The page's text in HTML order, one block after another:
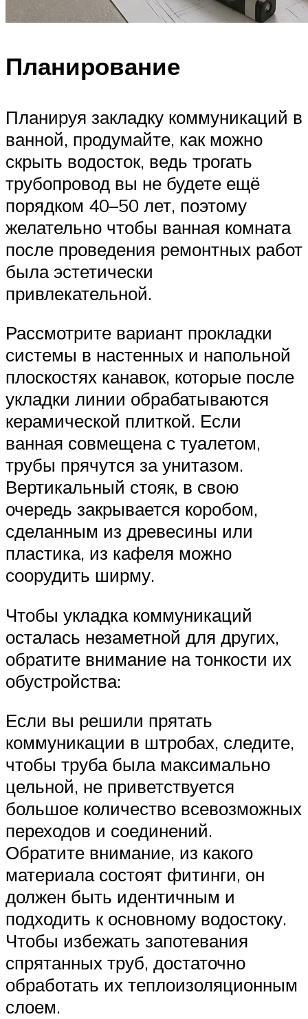
Планирование
Планируя закладку коммуникаций в
ванной, продумайте, как можно
скрыть водосток, ведь трогать
трубопровод вы не будете ещё
порядком 40–50 лет, поэтому
желательно чтобы ванная комната
после проведения ремонтных работ
была эстетически
привлекательной.
Рассмотрите вариант прокладки
системы в настенных и напольной
плоскостях канавок, которые после
укладки линии обрабатываются
керамической плиткой. Если
ванная совмещена с туалетом,
трубы прячутся за унитазом.
Вертикальный стояк, в свою
очередь закрывается коробом,
сделанным из древесины или
пластика, из кафеля можно
соорудить ширму.
Чтобы укладка коммуникаций
осталась незаметной для других,
обратите внимание на тонкости их
обустройства:
Если вы решили прятать
коммуникации в штробах, следите,
чтобы труба была максимально
цельной, не приветствуется
большое количество всевозможных
переходов и соединений.
Обратите внимание, из какого
материала состоят фитинги, он
должен быть идентичным и
подходить к основному водостоку.
Чтобы избежать запотевания
спрятанных труб, достаточно
обработать их теплоизоляционным
слоем.